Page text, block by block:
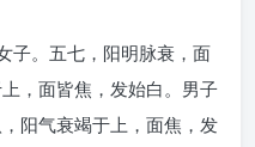
子。五七，阳明脉衰，面
，面皆焦，发始白。男子
阳气衰竭于上，面焦，发